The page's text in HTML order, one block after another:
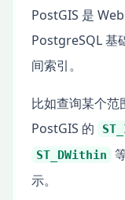
PostGIS 是
PostgreSQL 基
间索引。
比如查询某个范
PostGIS 的
ST_DWithin
示。